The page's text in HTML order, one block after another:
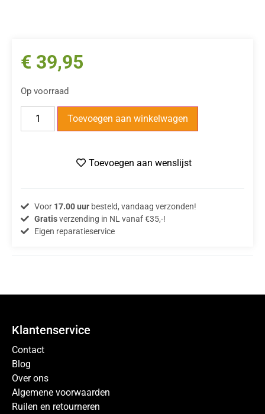
€ 39,95
Op voorraad
Toevoegen aan winkelwagen
Toevoegen aan wenslijst
Voor 17.00 uurbesteld, vandaag verzonden!
Gratisverzending in NL vanaf €35,-!
Eigen reparatieservice
Klantenservice
Contact
Blog
Over ons
Algemene voorwaarden
Ruilen en retourneren